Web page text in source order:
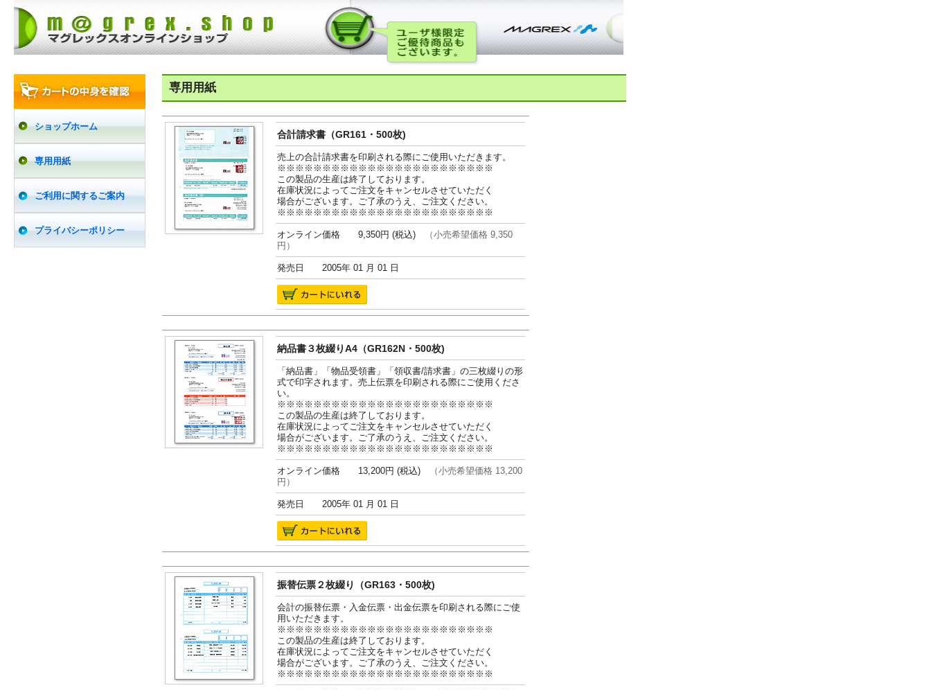
ショップホーム
専用用紙
ご利用に関するご案内
プライバシーポリシー
専用用紙
合計請求書（GR161・500枚)
売上の合計請求書を印刷される際にご使用いただきます。
※※※※※※※※※※※※※※※※※※※※※※※※
この製品の生産は終了しております。
在庫状況によってご注文をキャンセルさせていただく
場合がございます。ご了承のうえ、ご注文ください。
※※※※※※※※※※※※※※※※※※※※※※※※
オンライン価格 9,350円 (税込)
（小売希望価格 9,350
円）
発売日 2005年 01 月 01 日
納品書３枚綴りA4（GR162N・500枚)
「納品書」「物品受領書」「領収書/請求書」の三枚綴りの形
式で印字されます。売上伝票を印刷される際にご使用くださ
い。
※※※※※※※※※※※※※※※※※※※※※※※※
この製品の生産は終了しております。
在庫状況によってご注文をキャンセルさせていただく
場合がございます。ご了承のうえ、ご注文ください。
※※※※※※※※※※※※※※※※※※※※※※※※
オンライン価格 13,200円 (税込)
（小売希望価格 13,200
円）
発売日 2005年 01 月 01 日
振替伝票２枚綴り（GR163・500枚)
会計の振替伝票・入金伝票・出金伝票を印刷される際にご使
用いただきます。
※※※※※※※※※※※※※※※※※※※※※※※※
この製品の生産は終了しております。
在庫状況によってご注文をキャンセルさせていただく
場合がございます。ご了承のうえ、ご注文ください。
※※※※※※※※※※※※※※※※※※※※※※※※